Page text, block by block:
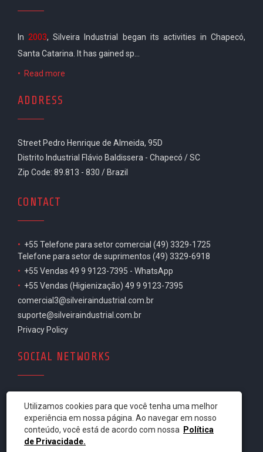
Utilizamos cookies para que você tenha uma melhor
experiência em nossa página. Ao navegar em nosso
conteúdo, você está de acordo com nossa
Política
de Privacidade.
In2003, Silveira Industrial began its activities in Chapecó,
Santa Catarina. It has gained sp...
• Read more
ADDRESS
Street Pedro Henrique de Almeida, 95D
Distrito Industrial Flávio Baldissera - Chapecó / SC
Zip Code: 89.813 - 830 / Brazil
CONTACT
• +55 Telefone para setor comercial (49) 3329-1725
Telefone para setor de suprimentos (49) 3329-6918
• +55 Vendas 49 9 9123-7395 - WhatsApp
• +55 Vendas (Higienização) 49 9 9123-7395
comercial3@silveiraindustrial.com.br
suporte@silveiraindustrial.com.br
Privacy Policy
SOCIAL NETWORKS